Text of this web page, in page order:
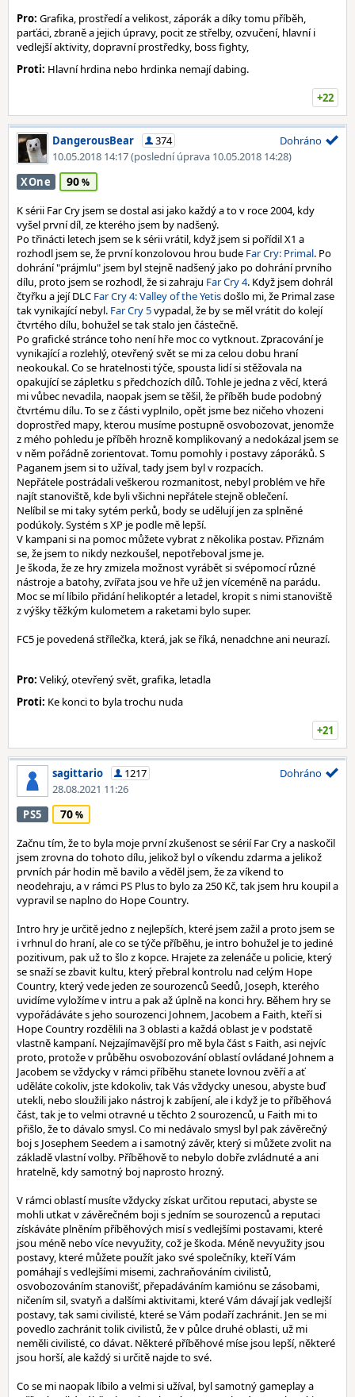
Pro: Grafika, prostředí a velikost, záporák a díky tomu příběh,
parťáci, zbraně a jejich úpravy, pocit ze střelby, ozvučení, hlavní i
vedlejší aktivity, dopravní prostředky, boss fighty,
Proti: Hlavní hrdina nebo hrdinka nemají dabing.
+22
DangerousBear
374
10.05.2018 14:17(poslední úprava 10.05.2018 14:28)
Dohráno
XOne 90
K sérii Far Cry jsem se dostal asi jako každý a to v roce 2004, kdy
vyšel první díl, ze kterého jsem by nadšený.
Po třinácti letech jsem se k sérii vrátil, když jsem si pořídil X1 a
rozhodl jsem se, že první konzolovou hrou bude Far Cry: Primal. Po
dohrání "prájmlu" jsem byl stejně nadšený jako po dohrání prvního
dílu, proto jsem se rozhodl, že si zahraju Far Cry 4. Když jsem dohrál
čtyřku a její DLC Far Cry 4: Valley of the Yetisdošlo mi, že Primal zase
tak vynikající nebyl. Far Cry 5vypadal, že by se měl vrátit do kolejí
čtvrtého dílu, bohužel se tak stalo jen částečně.
Po grafické stránce toho není hře moc co vytknout. Zpracování je
vynikající a rozlehlý, otevřený svět se mi za celou dobu hraní
neokoukal. Co se hratelnosti týče, spousta lidí si stěžovala na
opakující se zápletku s předchozích dílů. Tohle je jedna z věcí, která
mi vůbec nevadila, naopak jsem se těšil, že příběh bude podobný
čtvrtému dílu. To se z části vyplnilo, opět jsme bez ničeho vhozeni
doprostřed mapy, kterou musíme postupně osvobozovat, jenomže
z mého pohledu je příběh hrozně komplikovaný a nedokázal jsem se
v něm pořádně zorientovat. Tomu pomohly i postavy záporáků. S
Paganem jsem si to užíval, tady jsem byl v rozpacích.
Nepřátele postrádali veškerou rozmanitost, nebyl problém ve hře
najít stanoviště, kde byli všichni nepřátele stejně oblečení.
Nelíbil se mi taky sytém perků, body se udělují jen za splněné
podúkoly. Systém s XP je podle mě lepší.
V kampani si na pomoc můžete vybrat z několika postav. Přiznám
se, že jsem to nikdy nezkoušel, nepotřeboval jsme je.
Je škoda, že ze hry zmizela možnost vyrábět si svépomocí různé
nástroje a batohy, zvířata jsou ve hře už jen víceméně na parádu.
Moc se mí líbilo přidání helikoptér a letadel, kropit s nimi stanoviště
z výšky těžkým kulometem a raketami bylo super.
FC5 je povedená střílečka, která, jak se říká, nenadchne ani neurazí.
Pro: Veliký, otevřený svět, grafika, letadla
Proti: Ke konci to byla trochu nuda
+21
sagittario
1217
28.08.2021 11:26
Dohráno
PS5 70
Začnu tím, že to byla moje první zkušenost se sérií Far Cry a naskočil
jsem zrovna do tohoto dílu, jelikož byl o víkendu zdarma a jelikož
prvních pár hodin mě bavilo a věděl jsem, že za víkend to
neodehraju, a v rámci PS Plus to bylo za 250 Kč, tak jsem hru koupil a
vypravil se naplno do Hope Country.
Intro hry je určitě jedno z nejlepších, které jsem zažil a proto jsem se
i vrhnul do hraní, ale co se týče příběhu, je intro bohužel je to jediné
pozitivum, pak už to šlo z kopce. Hrajete za zelenáče u policie, který
se snaží se zbavit kultu, který přebral kontrolu nad celým Hope
Country, který vede jeden ze sourozenců Seedů, Joseph, kterého
uvidíme vyložíme v intru a pak až úplně na konci hry. Během hry se
vypořádáváte s jeho sourozenci Johnem, Jacobem a Faith, kteří si
Hope Country rozdělili na 3 oblasti a každá oblast je v podstatě
vlastně kampaní. Nejzajímavější pro mě byla část s Faith, asi nejvíc
proto, protože v průběhu osvobozování oblastí ovládané Johnem a
Jacobem se vždycky v rámci příběhu stanete lovnou zvěří a ať
uděláte cokoliv, jste kdokoliv, tak Vás vždycky unesou, abyste buď
utekli, nebo sloužili jako nástroj k zabíjení, ale i když je to příběhová
část, tak je to velmi otravné u těchto 2 sourozenců, u Faith mi to
přišlo, že to dávalo smysl. Co mi nedávalo smysl byl pak závěrečný
boj s Josephem Seedem a i samotný závěr, který si můžete zvolit na
základě vlastní volby. Příběhově to nebylo dobře zvládnuté a ani
hratelně, kdy samotný boj naprosto hrozný.
V rámci oblastí musíte vždycky získat určitou reputaci, abyste se
mohli utkat v závěrečném boji s jedním se sourozenců a reputaci
získáváte plněním příběhových misí s vedlejšími postavami, které
jsou méně nebo více nevyužity, což je škoda. Méně nevyužity jsou
postavy, které můžete použít jako své společníky, kteří Vám
pomáhají s vedlejšími misemi, zachraňováním civilistů,
osvobozováním stanovišť, přepadáváním kamiónu se zásobami,
ničením sil, svatyň a dalšími aktivitami, které Vám dávají jak vedlejší
postavy, tak sami civilisté, které se Vám podaří zachránit. Jen se mi
povedlo zachránit tolik civilistů, že v půlce druhé oblasti, už mi
neměli civilisté, co dávat. Některé příběhové míse jsou lepší, některé
jsou horší, ale každý si určitě najde to své.
Co se mi naopak líbilo a velmi si užíval, byl samotný gameplay a